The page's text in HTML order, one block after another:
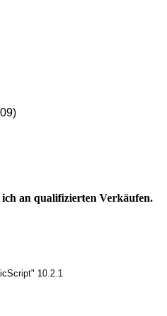
an qualifizierten Verkäufen.
10.2.1